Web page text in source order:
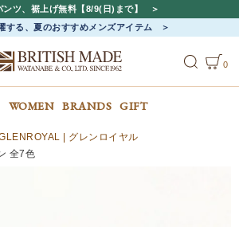
ンツ、裾上げ無料【8/9(日)まで】
する、夏のおすすめメンズアイテム
0
WOMEN BRANDS GIFT
| グレンロイヤル
全7色